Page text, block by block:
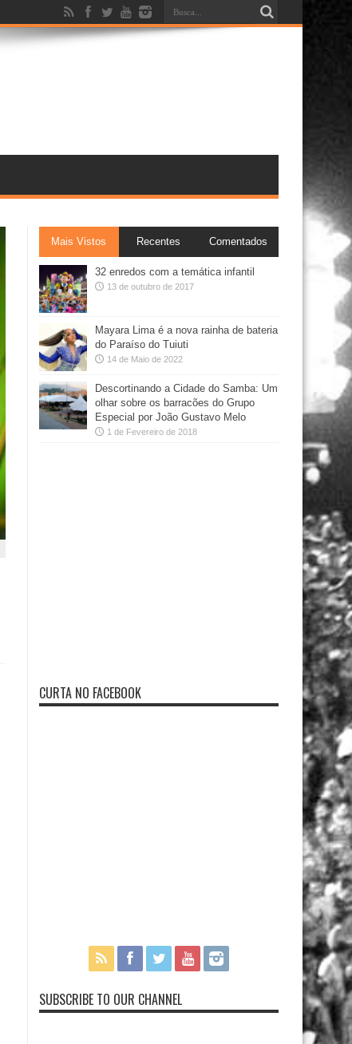
Mais Vistos Recentes Comentados
32 enredos com a temática infantil
13 de outubro de 2017
Mayara Lima é a nova rainha de bateria
do Paraíso do Tuiuti
14 de Maio de 2022
Descortinando a Cidade do Samba: Um
olhar sobre os barracões do Grupo
Especial por João Gustavo Melo
1 de Fevereiro de 2018
CURTA NO FACEBOOK
SUBSCRIBE TO OUR CHANNEL